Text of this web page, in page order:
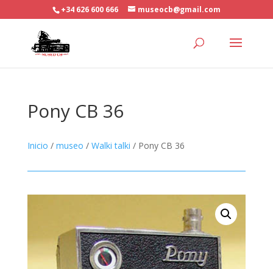
+34 626 600 666 museocb@gmail.com
Pony CB 36
Inicio / museo / Walki talki / Pony CB 36